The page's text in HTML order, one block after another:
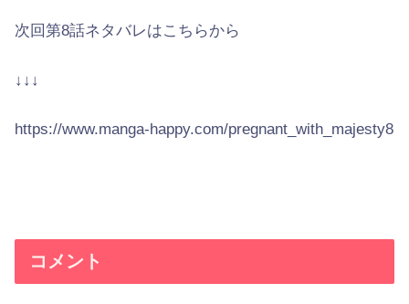
次回第8話ネタバレはこちらから
↓↓↓
https://www.manga-happy.com/pregnant_with_majesty8
コメント